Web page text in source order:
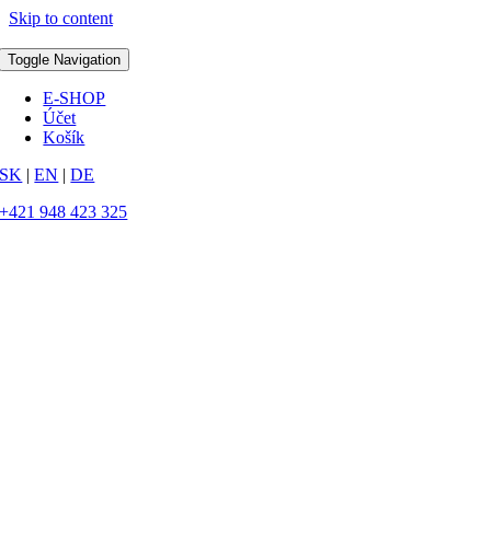
Skip to content
Toggle Navigation
E-SHOP
Účet
Košík
SK |EN |DE
+421 948 423 325